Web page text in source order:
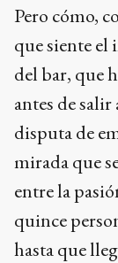
Pero cómo,
que siente el
del bar, que
antes de
disputa de
mirada que
entre la
quince
hasta que